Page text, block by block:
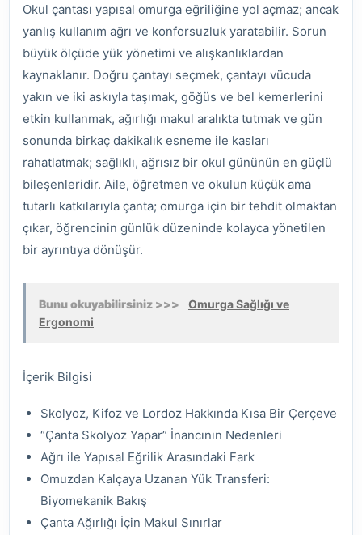
Okul çantası yapısal omurga eğriliğine yol açmaz; ancak
yanlış kullanım ağrı ve konforsuzluk yaratabilir. Sorun
büyük ölçüde yük yönetimi ve alışkanlıklardan
kaynaklanır. Doğru çantayı seçmek, çantayı vücuda
yakın ve iki askıyla taşımak, göğüs ve bel kemerlerini
etkin kullanmak, ağırlığı makul aralıkta tutmak ve gün
sonunda birkaç dakikalık esneme ile kasları
rahatlatmak; sağlıklı, ağrısız bir okul gününün en güçlü
bileşenleridir. Aile, öğretmen ve okulun küçük ama
tutarlı katkılarıyla çanta; omurga için bir tehdit olmaktan
çıkar, öğrencinin günlük düzeninde kolayca yönetilen
bir ayrıntıya dönüşür.
Bunu okuyabilirsiniz >>>
Omurga Sağlığı ve
Ergonomi
İçerik Bilgisi
Skolyoz, Kifoz ve Lordoz Hakkında Kısa Bir Çerçeve
“Çanta Skolyoz Yapar” İnancının Nedenleri
Ağrı ile Yapısal Eğrilik Arasındaki Fark
Omuzdan Kalçaya Uzanan Yük Transferi:
Biyomekanik Bakış
Çanta Ağırlığı İçin Makul Sınırlar